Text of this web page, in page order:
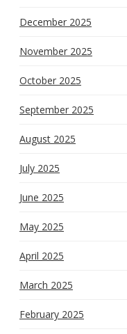
December 2025
November 2025
October 2025
September 2025
August 2025
July 2025
June 2025
May 2025
April 2025
March 2025
February 2025